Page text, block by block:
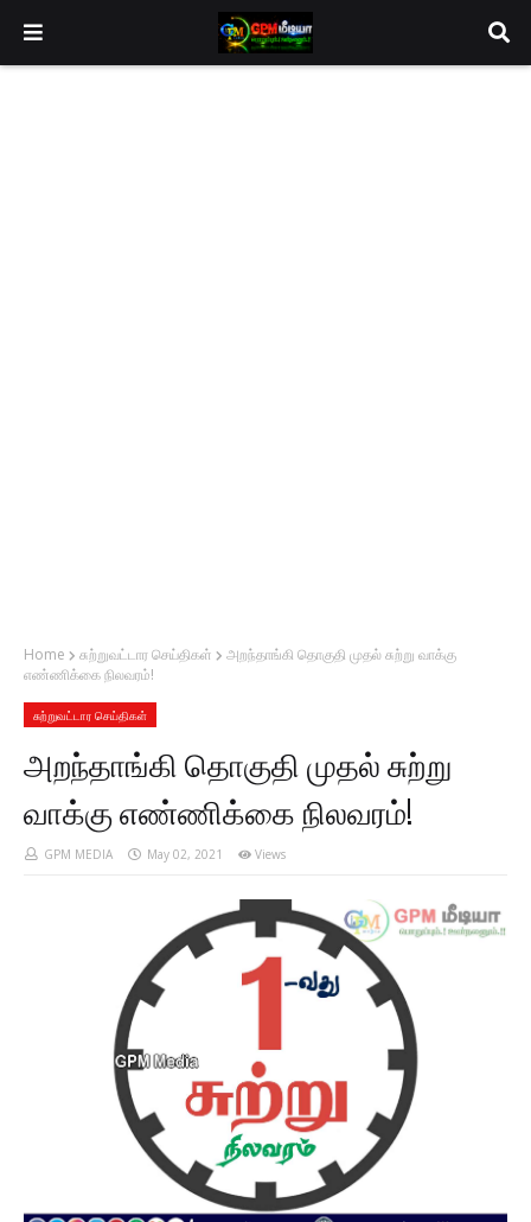
Home சுற்றுவட்டார செய்திகள்
அறந்தாங்கி தொகுதி முதல் சுற்று வாக்கு
எண்ணிக்கை நிலவரம்!
சுற்றுவட்டார செய்திகள்
அறந்தாங்கி தொகுதி முதல் சுற்று
வாக்கு எண்ணிக்கை நிலவரம்!
GPM MEDIA May 02, 2021 Views